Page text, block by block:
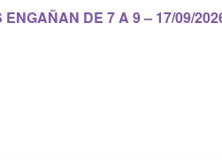
ENGAÑAN DE 7 A 9 – 17/09/